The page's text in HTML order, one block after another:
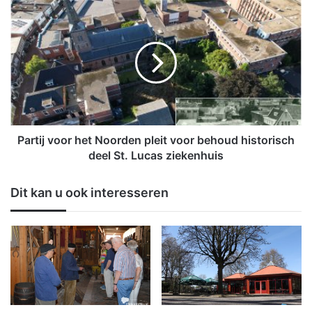
r
k
e
e
r
w
e
g
e
o
r
i
n
g
P
a
r
t
i
j
v
o
o
N
o
o
r
d
n
p
Partij voor het Noorden pleit voor behoud historisch
deel St. Lucas ziekenhuis
Dit kan u ook interesseren